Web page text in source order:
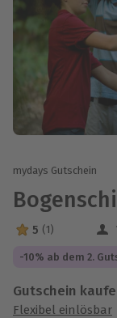
mydays Gutschein
5 Sterne von 5
5 (1)
-10% ab dem 2.
Gutschein
Flexibel einlösbar